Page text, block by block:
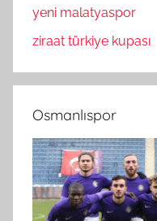
yeni malatyaspor
ziraat türkiye kupası
Osmanlıspor